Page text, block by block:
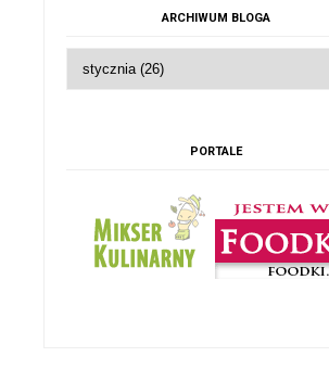
ARCHIWUM BLOGA
PORTALE